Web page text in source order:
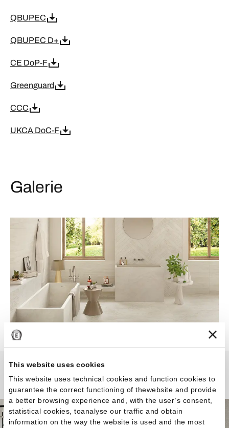
This website uses cookies
This website uses technical cookies and function cookies to
guarantee the correct functioning of thewebsite and provide
a better browsing experience and, with the user’s consent,
statistical cookies, toanalyse our traffic and obtain
information on the way the website is used and the most
QBUPEC
QBUPEC D+
CE DoP-F
Greenguard
CCC
UKCA DoC-F
Galerie
Unique Travertine